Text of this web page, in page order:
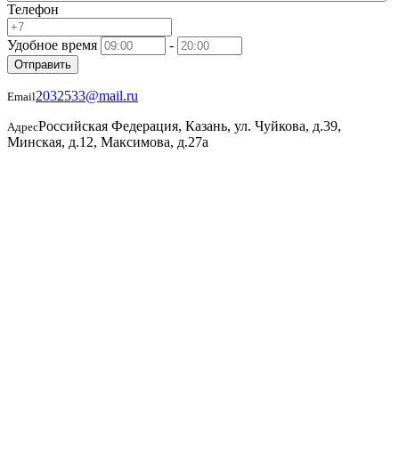
Телефон
Удобное время -
Отправить
Email2032533@mail.ru
АдресРоссийская Федерация, Казань, ул. Чуйкова, д.39,
Минская, д.12, Максимова, д.27а